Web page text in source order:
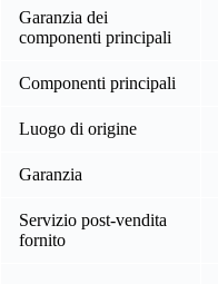
Garanzia dei
componenti principali
Componenti principali
Luogo di origine
Garanzia
Servizio post-vendita
fornito